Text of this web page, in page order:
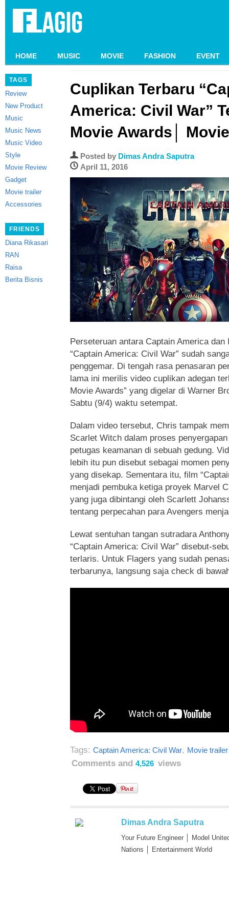
HOME MUSIC MOVIE FASHION EVENT
TAGS
Review
New Product
Music
Music News
Music Video
Style
Movie Review
Gadget
Movie trailer
Accessories
FRIENDS
Diana Rikasari
RAN
Raisa
Berita Bisnis
Cuplikan Terbaru
America: Civil War”
Movie Awards│
Posted by Dimas Andra Saputra
April 11, 2016
Perseteruan antara Captain America
“Captain America: Civil War” sudah
penggemar. Di tengah rasa penasaran
lama ini merilis video cuplikan adegan
Movie Awards” yang digelar di Warner
Sabtu (9/4) waktu setempat.
Dalam video tersebut, Chris tampak
Scarlet Witch dalam proses
petugas keamanan di sebuah gedung.
lebih itu pun disebut sebagai momen
yang disekap. Sementara itu, film
menjadi pembuka ketiga proyek Marvel
yang juga dibintangi oleh Scarlett
tentang perpecahan para Avengers
Lewat sentuhan tangan sutradara
“Captain America: Civil War” disebut-
terlaris. Untuk Flagers yang sudah
terbarunya, langsung saja check di
Tags: Captain America: Civil War, Movie trailer
Comments and 4,526 views
Dimas Andra Saputra
Your Future Engineer │ Model
Nations │ Entertainment World